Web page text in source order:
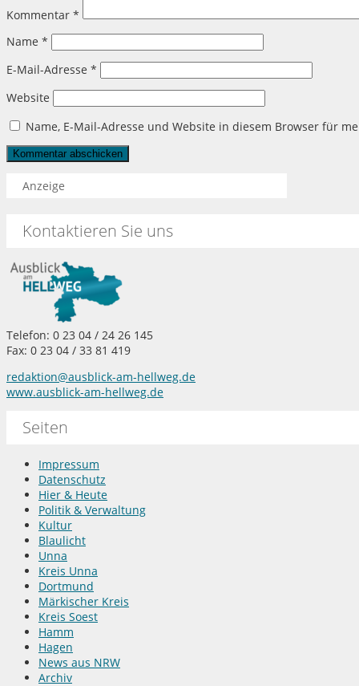
Kommentar *
Name *
E-Mail-Adresse *
Website
Name, E-Mail-Adresse und Website in diesem Browser für
Anzeige
Kontaktieren Sie uns
Telefon: 0 23 04 / 24 26 145
Fax: 0 23 04 / 33 81 419
redaktion@ausblick-am-hellweg.de
www.ausblick-am-hellweg.de
Seiten
Impressum
Datenschutz
Hier & Heute
Politik & Verwaltung
Kultur
Blaulicht
Unna
Kreis Unna
Dortmund
Märkischer Kreis
Kreis Soest
Hamm
Hagen
News aus NRW
Archiv